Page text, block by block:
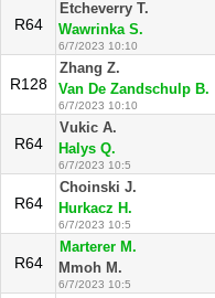
R64
Etcheverry T.
Wawrinka S.
6/7/2023 10:10
R128
Zhang Z.
Van De Zandschulp B.
6/7/2023 10:10
R64
Vukic A.
Halys Q.
6/7/2023 10:5
R64
Choinski J.
Hurkacz H.
6/7/2023 10:5
R64
Marterer M.
Mmoh M.
6/7/2023 10:5